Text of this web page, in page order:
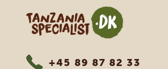
Tanzania Specialist
+45 89 87 82 33